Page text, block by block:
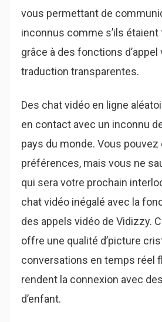
vous permettant de
inconnus comme s’ils étaient
grâce à des fonctions d’appel
traduction transparentes.
Des chat vidéo en ligne
en contact avec un inconnu
pays du monde. Vous
préférences, mais vous ne
qui sera votre prochain
chat vidéo inégalé avec la
des appels vidéo de Vidizzy.
offre une qualité d’picture
conversations en temps réel
rendent la connexion avec
d’enfant.